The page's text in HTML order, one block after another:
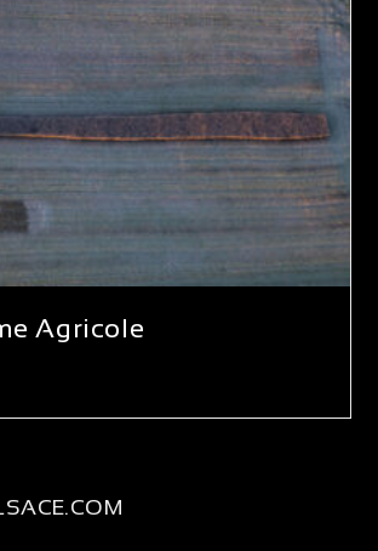
Agricole